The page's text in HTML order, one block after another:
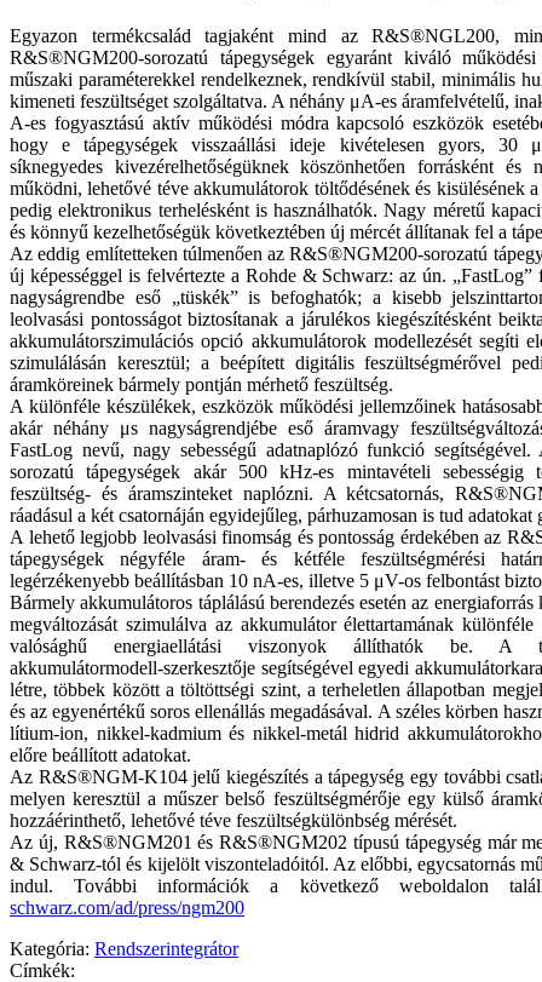
Egyazon termékcsalád tagjaként mind az R&S®NGL200,
R&S®NGM200-sorozatú tápegységek egyaránt kiváló
műszaki paraméterekkel rendelkeznek, rendkívül stabil, minimális
kimeneti feszültséget szolgáltatva. A néhány μA-es áramfelvételű,
A-es fogyasztású aktív működési módra kapcsoló eszközök
hogy e tápegységek visszaállási ideje kivételesen gyors, 30
síknegyedes kivezérelhetőségüknek köszönhetően forrásként és
működni, lehetővé téve akkumulátorok töltődésének és kisülésének
pedig elektronikus terhelésként is használhatók. Nagy méretű
és könnyű kezelhetőségük következtében új mércét állítanak fel a
Az eddig említetteken túlmenően az R&S®NGM200-sorozatú
új képességgel is felvértezte a Rohde & Schwarz: az ún.
nagyságrendbe eső „tüskék” is befoghatók; a kisebb
leolvasási pontosságot biztosítanak a járulékos kiegészítésként
akkumulátorszimulációs opció akkumulátorok modellezését segíti
szimulálásán keresztül; a beépített digitális feszültségmérővel
áramköreinek bármely pontján mérhető feszültség.
A különféle készülékek, eszközök működési jellemzőinek
akár néhány μs nagyságrendjébe eső áramvagy
FastLog nevű, nagy sebességű adatnaplózó funkció
sorozatú tápegységek akár 500 kHz-es mintavételi sebességig
feszültség- és áramszinteket naplózni. A kétcsatornás,
ráadásul a két csatornáján egyidejűleg, párhuzamosan is tud adatokat
A lehető legjobb leolvasási finomság és pontosság érdekében az
tápegységek négyféle áram- és kétféle feszültségmérési
legérzékenyebb beállításban 10 nA-es, illetve 5 μV-os felbontást
Bármely akkumulátoros táplálású berendezés esetén az
megváltozását szimulálva az akkumulátor élettartamának különféle
valósághű energiaellátási viszonyok állíthatók be. A
akkumulátormodell-szerkesztője segítségével egyedi
létre, többek között a töltöttségi szint, a terheletlen állapotban
és az egyenértékű soros ellenállás megadásával. A széles körben
lítium-ion, nikkel-kadmium és nikkel-metál hidrid
előre beállított adatokat.
Az R&S®NGM-K104 jelű kiegészítés a tápegység egy további
melyen keresztül a műszer belső feszültségmérője egy külső
hozzáérinthető, lehetővé téve feszültségkülönbség mérését.
Az új, R&S®NGM201 és R&S®NGM202 típusú tápegység már
& Schwarz-tól és kijelölt viszonteladóitól. Az előbbi, egycsatornás
indul. További információk a következő weboldalon
schwarz.com/ad/press/ngm200
Kategória: Rendszerintegrátor
Címkék: